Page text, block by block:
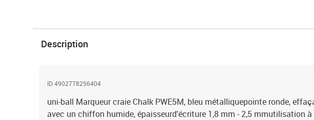
Description
ID 4902778256404
uni-ball Marqueur craie Chalk PWE5M, bleu métalliquepointe ronde,
avec un chiffon humide, épaisseurd'écriture 1,8 mm - 2,5 mmutilisation à